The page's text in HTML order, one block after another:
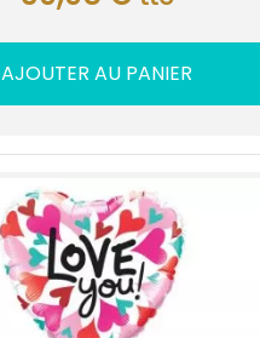
AJOUTER AU PANIER